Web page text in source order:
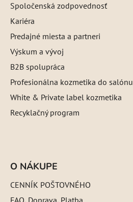
Spoločenská zodpovednosť
Kariéra
Predajné miesta a partneri
Výskum a vývoj
B2B spolupráca
Profesionálna kozmetika do salónu
White & Private label kozmetika
Recyklačný program
O NÁKUPE
CENNÍK POŠTOVNÉHO